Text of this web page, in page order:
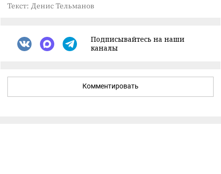
Текст: Денис Тельманов
Подписывайтесь на наши
каналы
Комментировать